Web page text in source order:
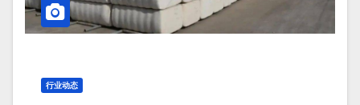
行业动态